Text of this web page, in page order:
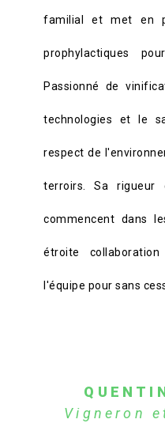
familial et met en
prophylactiques
Passionné de
technologies et le
respect de
terroirs. Sa rigueur
commencent dans
étroite
l'équipe pour sans
Vigneron